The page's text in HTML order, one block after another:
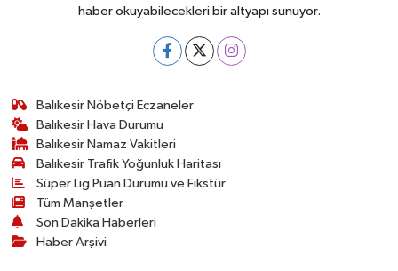
haber okuyabilecekleri bir altyapı sunuyor.
Balıkesir Nöbetçi Eczaneler
Balıkesir Hava Durumu
Balıkesir Namaz Vakitleri
Balıkesir Trafik Yoğunluk Haritası
Süper Lig Puan Durumu ve Fikstür
Tüm Manşetler
Son Dakika Haberleri
Haber Arşivi